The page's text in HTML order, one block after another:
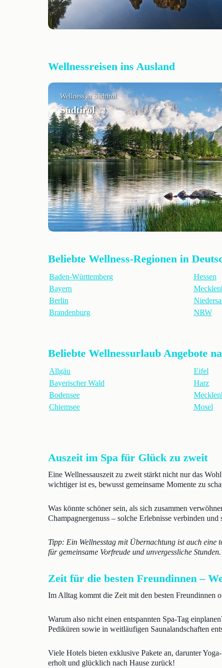
Wellnessreisen ins Ausland
Wellness in Südtirol
Südtirol
Beliebte Wellness-Regionen in
Baden-Württemberg
Bayern
Berlin
Brandenburg
Hessen
NRW
Beliebte Wellnessurlaub Angebote
Allgäu
Bayerischer Wald
Bodensee
Chiemsee
Eifel
Harz
Mosel
Auszeit im Spa für Glück zu zweit
Eine Wellnessauszeit zu zweit stärkt nicht nur das
wichtiger ist es, bewusst gemeinsame Momente zu
Was könnte schöner sein, als sich zusammen
Champagnergenuss – solche Erlebnisse verbinden
Tipp: Ein Wellnesstag mit Übernachtung ist auch eine
für gemeinsame Vorfreude und unvergessliche
Zeit für die besten Freundinnen –
Im Alltag kommt die Zeit mit den besten Freundinnen
Warum also nicht einen entspannten Spa-Tag
Pediküren sowie in weitläufigen Saunalandschaften
Viele Hotels bieten exklusive Pakete an, darunter
erholt und glücklich nach Hause zurück!